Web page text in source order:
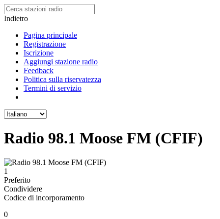
Indietro
Pagina principale
Registrazione
Iscrizione
Aggiungi stazione radio
Feedback
Politica sulla riservatezza
Termini di servizio
Radio 98.1 Moose FM (CFIF)
1
Preferito
Condividere
Codice di incorporamento
0